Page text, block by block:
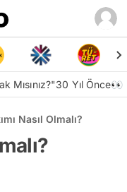
Mısınız?"30 Yıl Önce👀
Nasıl Olmalı?